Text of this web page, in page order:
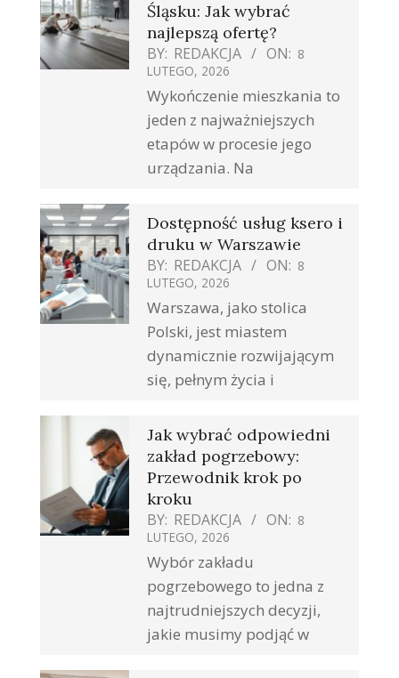
Śląsku: Jak wybrać
najlepszą ofertę?
BY: REDAKCJA ON: 8
LUTEGO, 2026
Wykończenie mieszkania to
jeden z najważniejszych
etapów w procesie jego
urządzania. Na
Dostępność usług ksero i
druku w Warszawie
BY: REDAKCJA ON: 8
LUTEGO, 2026
Warszawa, jako stolica
Polski, jest miastem
dynamicznie rozwijającym
się, pełnym życia i
Jak wybrać odpowiedni
zakład pogrzebowy:
Przewodnik krok po
kroku
BY: REDAKCJA ON: 8
LUTEGO, 2026
Wybór zakładu
pogrzebowego to jedna z
najtrudniejszych decyzji,
jakie musimy podjąć w